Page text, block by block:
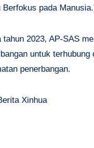
Berfokus pada
tahun 2023, AP-SAS
untuk
penerbangan.
Xinhua